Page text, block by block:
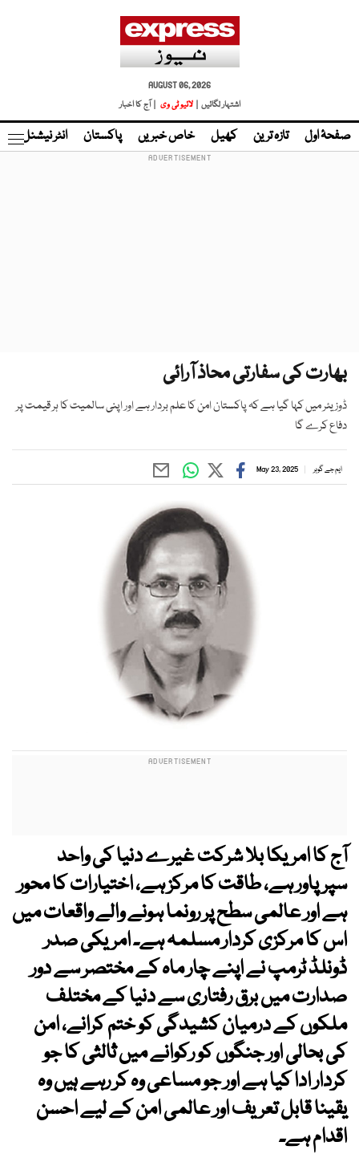
AUGUST 06, 2026
اشتہار لگائیں |
لائیو ٹی وی | آج کا اخبار
صفحۂ اول تازہ ترین کھیل خاص خبریں پاکستان انٹر نیشنل
بھارت کی سفارتی محاذ آرائی
ڈوزیئر میں کہا گیا ہے کہ پاکستان امن کا علم بردار ہے اور اپنی سالمیت کا ہر قیمت پر
دفاع کرے گا
ایم جے گوہر May 23, 2025
آج کا امریکا بلا شرکت غیرے دنیا کی واحد
سپرپاور ہے، طاقت کا مرکز ہے، اختیارات کا محور
ہے اور عالمی سطح پر رونما ہونے والے واقعات میں
اس کا مرکزی کردار مسلمہ ہے۔ امریکی صدر
ڈونلڈ ٹرمپ نے اپنے چار ماہ کے مختصر سے دور
صدارت میں برق رفتاری سے دنیا کے مختلف
ملکوں کے درمیان کشیدگی کو ختم کرانے، امن
کی بحالی اور جنگوں کو رکوانے میں ثالثی کا جو
کردار ادا کیا ہے اور جو مساعی وہ کر رہے ہیں وہ
یقینا قابل تعریف اور عالمی امن کے لیے احسن
اقدام ہے۔